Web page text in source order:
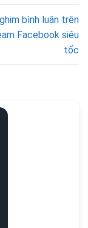
bình luận trên
Facebook siêu
tốc